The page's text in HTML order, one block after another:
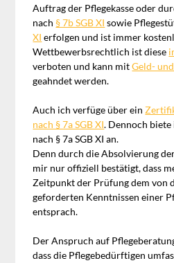
Auftrag der Pflegekasse oder
nach§ 7b SGB XI sowie
XI erfolgen und ist immer
Wettbewerbsrechtlich ist diese
verboten und kann mitGeld-
geahndet werden.
Auch ich verfüge über ein
nach § 7a SGB XI. Dennoch biete
nach § 7a SGB XI an.
Denn durch die Absolvierung
mir nur offiziell bestätigt, dass
Zeitpunkt der Prüfung dem von
geforderten Kenntnissen einer
entsprach.
Der Anspruch auf
dass die Pflegebedürftigen